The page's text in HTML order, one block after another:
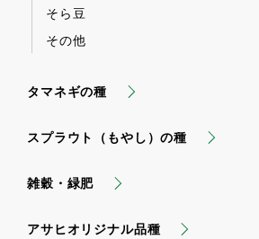
そら豆
その他
タマネギの種
スプラウト（もやし）の種
雑穀・緑肥
アサヒオリジナル品種